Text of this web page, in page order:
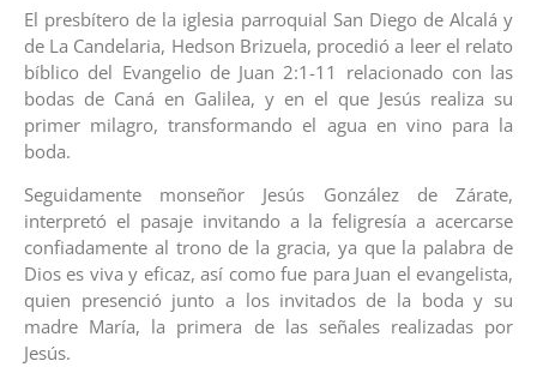
El presbítero de la iglesia parroquial San Diego de Alcalá y
de La Candelaria, Hedson Brizuela, procedió a leer el relato
bíblico del Evangelio de Juan 2:1-11 relacionado con las
bodas de Caná en Galilea, y en el que Jesús realiza su
primer milagro, transformando el agua en vino para la
boda.
Seguidamente monseñor Jesús González de Zárate,
interpretó el pasaje invitando a la feligresía a acercarse
confiadamente al trono de la gracia, ya que la palabra de
Dios es viva y eficaz, así como fue para Juan el evangelista,
quien presenció junto a los invitados de la boda y su
madre María, la primera de las señales realizadas por
Jesús.